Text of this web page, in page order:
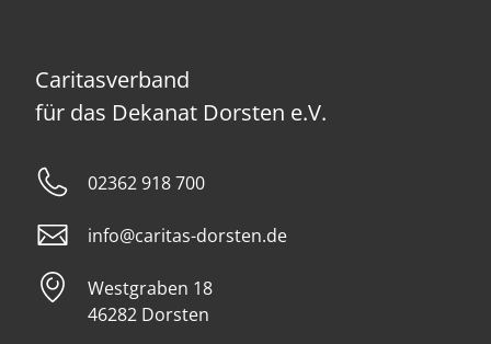
Caritasverband
für das Dekanat Dorsten e.V.
02362 918 700
info@caritas-dorsten.de
Westgraben 18
46282 Dorsten